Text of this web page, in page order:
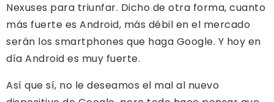
Nexuses para triunfar. Dicho de otra forma, cuanto
más fuerte es Android, más débil en el mercado
serán los smartphones que haga Google. Y hoy en
día Android es muy fuerte.
Así que sí, no le deseamos el mal al nuevo